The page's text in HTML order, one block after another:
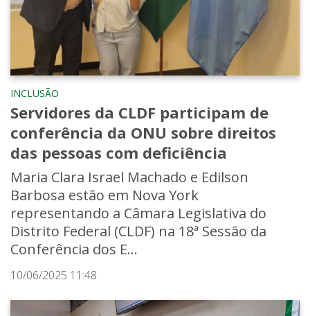
INCLUSÃO
Servidores da CLDF participam de
conferência da ONU sobre direitos
das pessoas com deficiência
Maria Clara Israel Machado e Edilson
Barbosa estão em Nova York
representando a Câmara Legislativa do
Distrito Federal (CLDF) na 18ª Sessão da
Conferência dos E...
10/06/2025 11:48